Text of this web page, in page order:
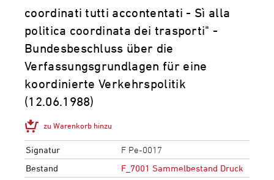
coordinati tutti accontentati - Sì alla
politica coordinata dei trasporti" -
Bundesbeschluss über die
Verfassungsgrundlagen für eine
koordinierte Verkehrspolitik
(12.06.1988)
zu Warenkorb hinzu
Signatur
F Pe-0017
Bestand
F_7001 Sammelbestand Druck